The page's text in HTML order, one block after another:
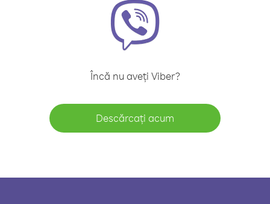
Încă nu aveți Viber?
Descărcați acum